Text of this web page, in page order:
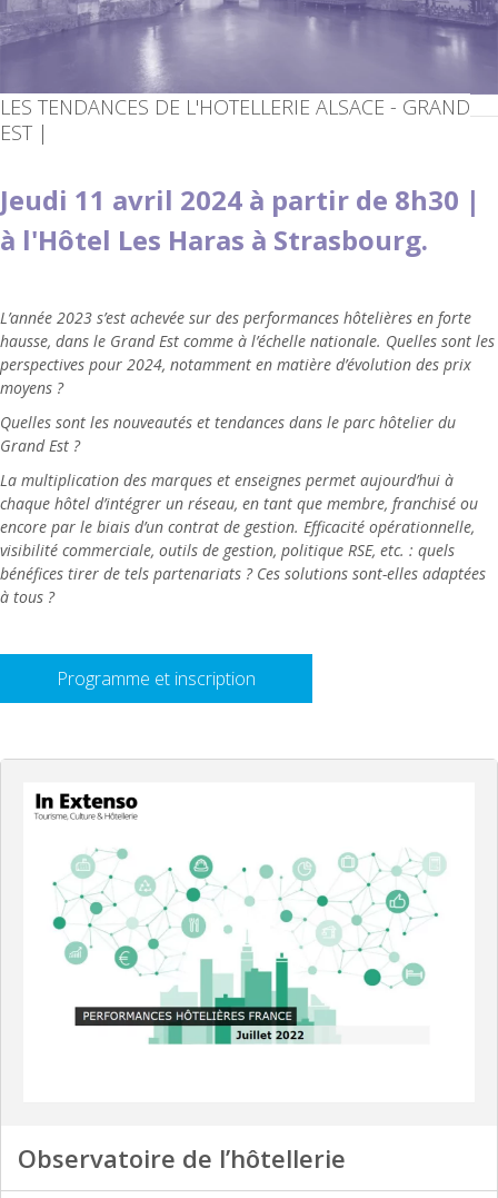
LES TENDANCES DE L'HOTELLERIE ALSACE - GRAND
EST |
Jeudi 11 avril 2024 à partir de 8h30 |
à l'Hôtel Les Haras à Strasbourg.
L’année 2023 s’est achevée sur des performances hôtelières en forte
hausse, dans le Grand Est comme à l’échelle nationale. Quelles sont les
perspectives pour 2024, notamment en matière d’évolution des prix
moyens ?
Quelles sont les nouveautés et tendances dans le parc hôtelier du
Grand Est ?
La multiplication des marques et enseignes permet aujourd’hui à
chaque hôtel d’intégrer un réseau, en tant que membre, franchisé ou
encore par le biais d’un contrat de gestion. Efficacité opérationnelle,
visibilité commerciale, outils de gestion, politique RSE, etc. : quels
bénéfices tirer de tels partenariats ? Ces solutions sont-elles adaptées
à tous ?
Programme et inscription
Observatoire de l’hôtellerie